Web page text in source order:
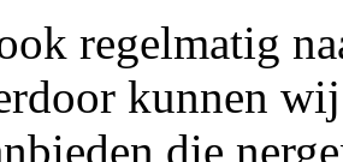
regelmatig
kunnen
die